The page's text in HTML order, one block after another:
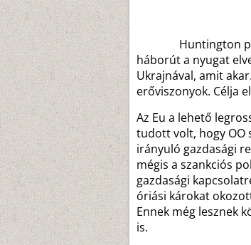
Huntington
háborút a nyugat
Ukrajnával, amit
erőviszonyok. Célja
Az Eu a lehető
tudott volt, hogy OO
irányuló gazdasági
mégis a szankciós
gazdasági
óriási károkat
Ennek még lesznek
is.